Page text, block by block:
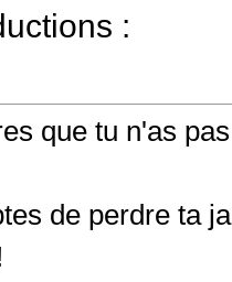
:
que tu n'as
de perdre ta